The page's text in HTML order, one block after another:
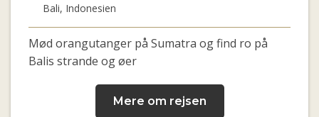
Bali, Indonesien
Mød orangutanger på Sumatra og find ro på
Balis strande og øer
Mere om rejsen